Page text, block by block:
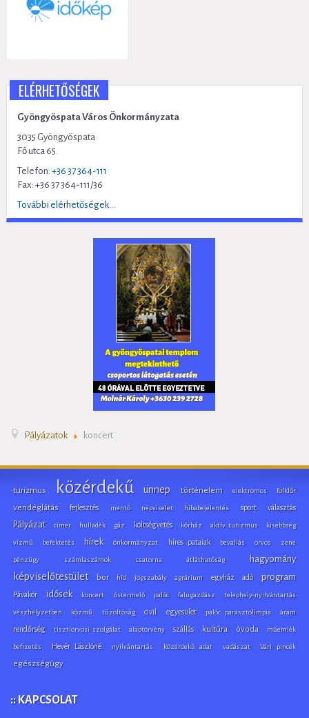
ELÉRHETŐSÉGEK
Gyöngyöspata Város Önkormányzata
3035 Gyöngyöspata
Fő utca 65.
Telefon: +36 37 364-111
Fax: +36 37 364-111/36
További elérhetőségek...
Pályázatok koncert
turizmus közérdekű ünnep történelem elektromos folklór
vendéglátás fejlesztés mentő népviselet hibabejelentés sport választás
Pályázat címer hulladék gáz költségvetés kórház aktív turizmus kisebbség
vízmű befektetés hírek önkormányzat híres pataiak bevallás orvos zene
pénzügy számlaszámok csatorna átláthatóság hagyomány
képviselőtestület bor híd jogszabály agrárium egyház adó program
Pávakör idősek koncert őstermelő palóc falugazdász telephely-nyilvántartás
vészhelyzetben közmű tűzoltóság civil egyesület palóc parasztolimpia áram
rendőrség tisztiorvosi szolgálat alaptörvény szállás kultúra óvoda műemlék
befizetés Hevér Lászlóné nyilvántartás közérdekű adat vadászat Vári pincék
egészségügy
:: KAPCSOLAT